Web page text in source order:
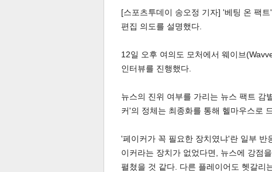
[스포츠투데이 송오정 기자] '베팅 온 팩
편집 의도를 설명했다.
12일 오후 여의도 모처에서 웨이브
인터뷰를 진행했다.
뉴스의 진위 여부를 가리는 뉴스 팩트 감
커'의 정체는 최종화를 통해 헬마우스로
'페이커가 꼭 필요한 장치였냐'란 일부 반
이커라는 장치가 없었다면, 뉴스에 강점
펼쳤을 것 같다. 다른 플레이어도 헷갈리